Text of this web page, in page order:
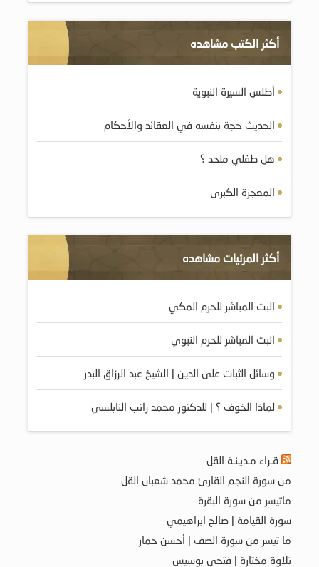
أكثر الكتب مشاهده
أطلس السيرة النبوية
الحديث حجة بنفسه في العقائد والأحكام
هل طفلي ملحد ؟
المعجزة الكبرى
أكثر المرئيات مشاهده
البث المباشر للحرم المكي
البث المباشر للحرم النبوي
وسائل الثبات على الدين | الشيخ عبد الرزاق البدر
لماذا الخوف ؟ | للدكتور محمد راتب النابلسي
قـراء مـديـنـة القل
من سورة النجم القارئ محمد شعبان القل
ماتيسر من سورة البقرة
سورة القيامة | صالح ابراهيمي
ما تيسر من سورة الصف | أحسن حمار
تلاوة مختارة | فتحي بوسيس